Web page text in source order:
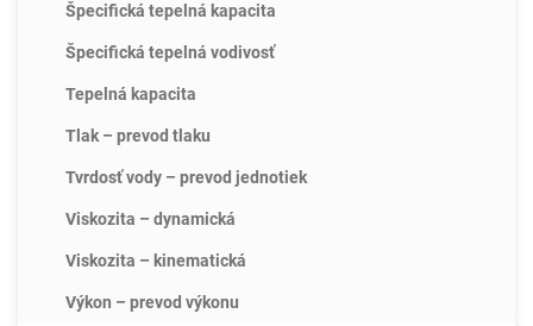
Špecifická tepelná kapacita
Špecifická tepelná vodivosť
Tepelná kapacita
Tlak – prevod tlaku
Tvrdosť vody – prevod jednotiek
Viskozita – dynamická
Viskozita – kinematická
Výkon – prevod výkonu